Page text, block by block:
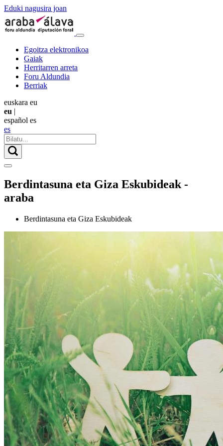
Eduki nagusira joan
Egoitza elektronikoa
Gaiak
Herritarren arreta
Foru Aldundia
Berriak
euskara eu
eu |
español es
es
Berdintasuna eta Giza Eskubideak -
araba
Berdintasuna eta Giza Eskubideak